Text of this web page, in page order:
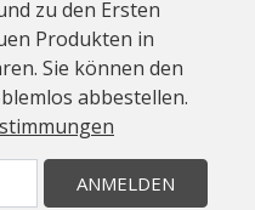
zu den Ersten
Produkten in
Sie können den
abbestellen.
ANMELDEN